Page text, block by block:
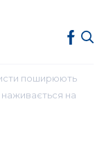
поширюють
на